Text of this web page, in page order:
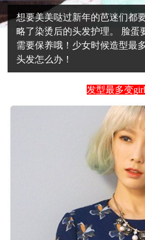
想要美美哒过新年的芭迷们都
略了染烫后的头发护理。 脸蛋
需要保养哦！少女时候造型最
头发怎么办！
发型最多变